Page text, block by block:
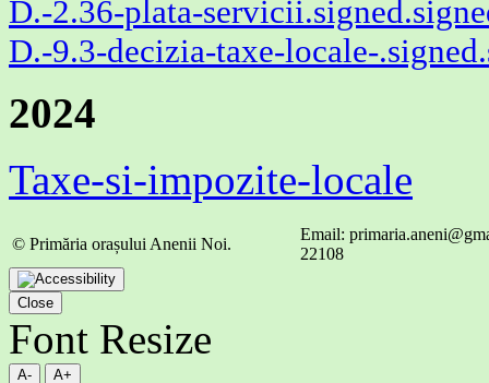
D.-2.36-plata-
D.-9.3-decizia-taxe-locale-
2024
Taxe-si-impozite-locale
© Primăria orașului Anenii Noi.
Email:
22108
Close
Font Resize
A-
A+